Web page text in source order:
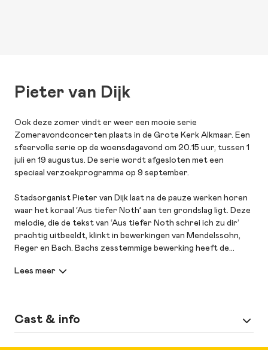
Pieter van Dijk
Ook deze zomer vindt er weer een mooie serie
Zomeravondconcerten plaats in de Grote Kerk Alkmaar. Een
sfeervolle serie op de woensdagavond om 20.15 uur, tussen 1
juli en 19 augustus. De serie wordt afgesloten met een
speciaal verzoekprogramma op 9 september.
Stadsorganist Pieter van Dijk laat na de pauze werken horen
waar het koraal ‘Aus tiefer Noth’ aan ten grondslag ligt. Deze
melodie, die de tekst van ‘Aus tiefer Noth schrei ich zu dir’
prachtig uitbeeldt, klinkt in bewerkingen van Mendelssohn,
Reger en Bach. Bachs zesstemmige bewerking heeft de
orgel 3 composities van de Poolse Sweelinck leerling Paul
1069. Dit Trio is een bewerking van het Concerto voor drie
Cast & info